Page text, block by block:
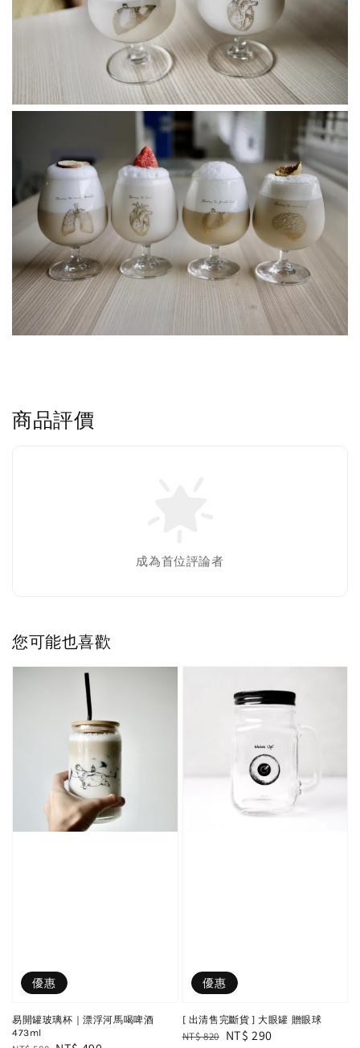
商品評價
成為首位評論者
您可能也喜歡
優惠
易開罐玻璃杯｜漂浮河馬喝啤酒
473ml
優惠
[ 出清售完斷貨 ] 大眼罐 贈眼球
Regular
NT$ 820 Sale
NT$ 290